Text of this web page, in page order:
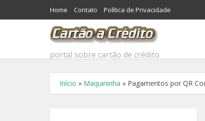
Home Contato Política de Privacidade
portal sobre cartão de crédito
Início » Maquininha » Pagamentos por QR